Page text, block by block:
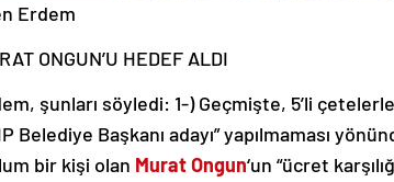
Erdem
ONGUN’U HEDEF ALDI
şunları söyledi: 1-) Geçmişte, 5’li
Belediye Başkanı adayı” yapılmaması
bir kişi olan Murat Ongun‘un “ücret